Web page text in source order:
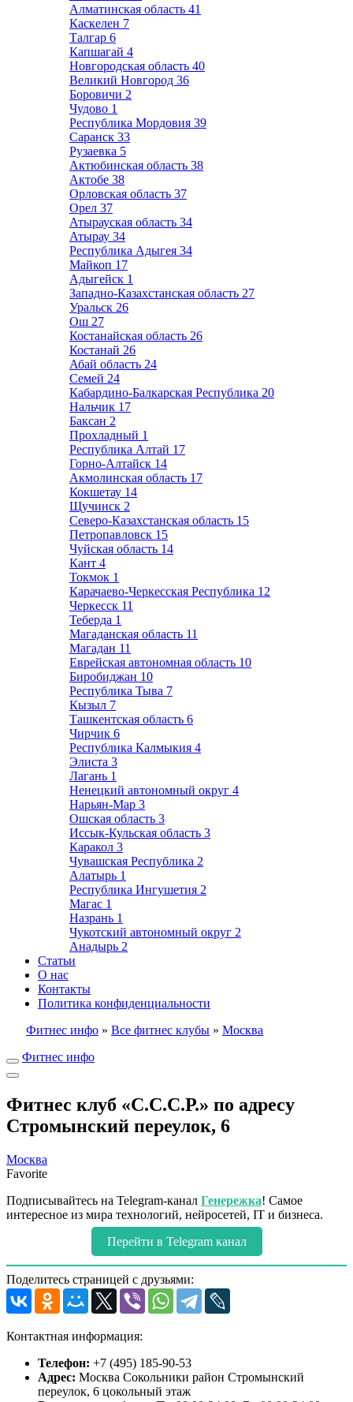
Алматинская область 41
Каскелен 7
Талгар 6
Капшагай 4
Новгородская область 40
Великий Новгород 36
Боровичи 2
Чудово 1
Республика Мордовия 39
Саранск 33
Рузаевка 5
Актюбинская область 38
Актобе 38
Орловская область 37
Орел 37
Атырауская область 34
Атырау 34
Республика Адыгея 34
Майкоп 17
Адыгейск 1
Западно-Казахстанская область 27
Уральск 26
Ош 27
Костанайская область 26
Костанай 26
Абай область 24
Семей 24
Кабардино-Балкарская Республика 20
Нальчик 17
Баксан 2
Прохладный 1
Республика Алтай 17
Горно-Алтайск 14
Акмолинская область 17
Кокшетау 14
Щучинск 2
Северо-Казахстанская область 15
Петропавловск 15
Чуйская область 14
Кант 4
Токмок 1
Карачаево-Черкесская Республика 12
Черкесск 11
Теберда 1
Магаданская область 11
Магадан 11
Еврейская автономная область 10
Биробиджан 10
Республика Тыва 7
Кызыл 7
Ташкентская область 6
Чирчик 6
Республика Калмыкия 4
Элиста 3
Лагань 1
Ненецкий автономный округ 4
Нарьян-Мар 3
Ошская область 3
Иссык-Кульская область 3
Каракол 3
Чувашская Республика 2
Алатырь 1
Республика Ингушетия 2
Магас 1
Назрань 1
Чукотский автономный округ 2
Анадырь 2
Статьи
О нас
Контакты
Политика конфиденциальности
Фитнес инфо » Все фитнес клубы » Москва
Фитнес инфо
Фитнес клуб «С.С.С.Р.» по адресу
Стромынский переулок, 6
Москва
Favorite
Подписывайтесь на Telegram-канал Генережка! Самое
интересное из мира технологий, нейросетей, IT и бизнеса.
Перейти в Telegram канал
Поделитесь страницей с друзьями:
Контактная информация:
Телефон: +7 (495) 185-90-53
Адрес: Москва Сокольники район Стромынский
переулок, 6 цокольный этаж